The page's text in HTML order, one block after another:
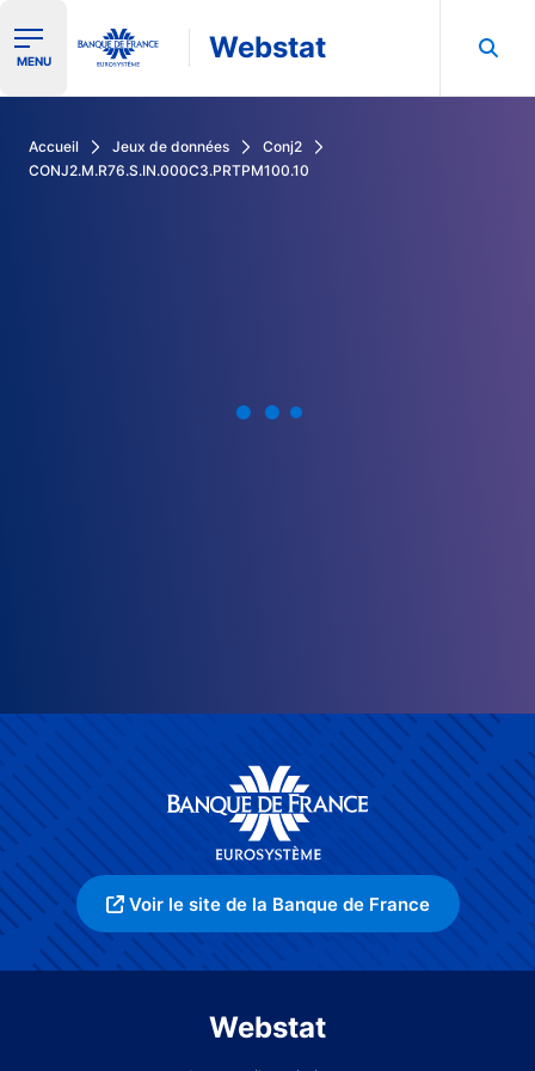
Ouvrir le menu de navigation
MENU Webstat
Accueil Jeux de données
Conj2
CONJ2.M.R76.S.IN.000C3.PRTPM100.10
Voir le site de la Banque de France
Webstat